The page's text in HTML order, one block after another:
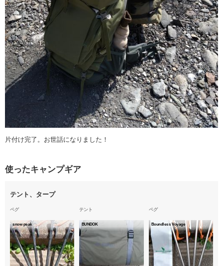
片付け完了。お世話になりました！
使ったキャンプギア
テント、タープ
ペグ
snow peak
テント
BUNDOK
ペグ
Boundless Voyage